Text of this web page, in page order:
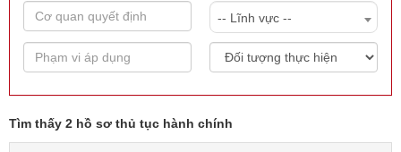
-- Lĩnh vực --
Tìm thấy 2 hồ sơ thủ tục hành chính